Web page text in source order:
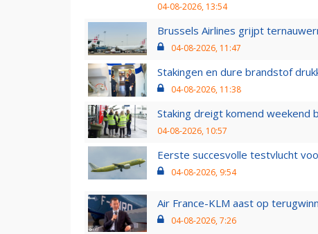
04-08-2026, 13:54
Brussels Airlines grijpt
04-08-2026, 11:47
Stakingen en dure brandstof
04-08-2026, 11:38
Staking dreigt komend weekend
04-08-2026, 10:57
Eerste succesvolle testvlucht
04-08-2026, 9:54
Air France-KLM aast op
04-08-2026, 7:26